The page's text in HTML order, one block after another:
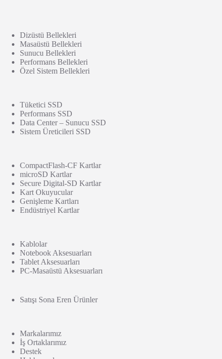
Dizüstü Bellekleri
Masaüstü Bellekleri
Sunucu Bellekleri
Performans Bellekleri
Özel Sistem Bellekleri
Tüketici SSD
Performans SSD
Data Center – Sunucu SSD
Sistem Üreticileri SSD
CompactFlash-CF Kartlar
microSD Kartlar
Secure Digital-SD Kartlar
Kart Okuyucular
Genişleme Kartları
Endüstriyel Kartlar
Kablolar
Notebook Aksesuarları
Tablet Aksesuarları
PC-Masaüstü Aksesuarları
Satışı Sona Eren Ürünler
Markalarımız
İş Ortaklarımız
Destek